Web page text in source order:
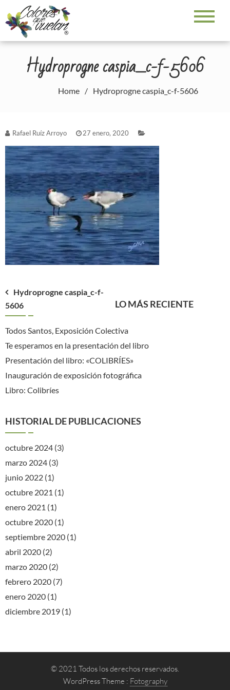
to
content
Hydroprogne caspia_c-f-5606
Home Hydroprogne caspia_c-f-5606
Rafael Ruíz Arroyo 27 enero, 2020
Navegación
de
entradas
Hydroprogne caspia_c-f-
5606
LO MÁS RECIENTE
Todos Santos, Exposición Colectiva
Te esperamos en la presentación del libro
Presentación del libro: «COLIBRÍES»
Inauguración de exposición fotográfica
Libro: Colibríes
HISTORIAL DE PUBLICACIONES
octubre 2024 (3)
marzo 2024 (3)
junio 2022 (1)
octubre 2021 (1)
enero 2021 (1)
octubre 2020 (1)
septiembre 2020 (1)
abril 2020 (2)
marzo 2020 (2)
febrero 2020 (7)
enero 2020 (1)
diciembre 2019 (1)
© 2021 Todos los derechos reservados.
WordPress Theme : Fotography